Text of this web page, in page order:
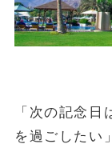
etc.
April 20, 2026
「次の記念
を過ごしたい